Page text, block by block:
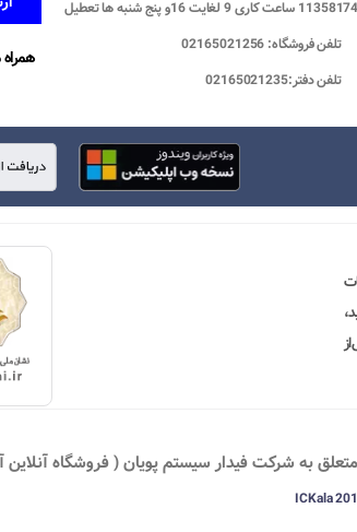
کاری 9 لغایت 16و پنج شنبه ها تعطیل
تلفن فروشگاه: 02165021256
تلفن دفتر:02165021235
به شرکت فیدار سیستم پویان ( فروشگاه